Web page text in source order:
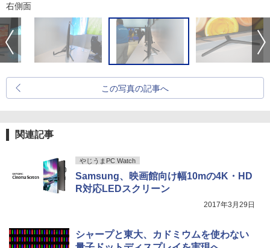
右側面
この写真の記事へ
関連記事
やじうまPC Watch
Samsung、映画館向け幅10mの4K・HD
R対応LEDスクリーン
2017年3月29日
シャープと東大、カドミウムを使わない